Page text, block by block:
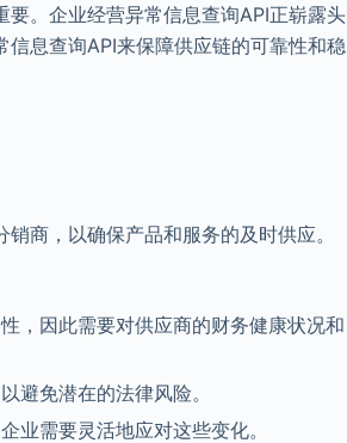
。企业经营异常信息查询API正崭露头
息查询API来保障供应链的可靠性和稳
商，以确保产品和服务的及时供应。
，因此需要对供应商的财务健康状况和
避免潜在的法律风险。
业需要灵活地应对这些变化。